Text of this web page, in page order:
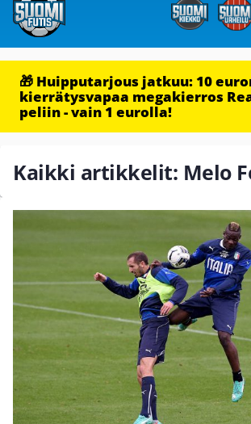
🎁 Huipputarjous jatkuu: 10
kierrätysvapaa megakierros
peliin - vain 1 eurolla!
Kaikki artikkelit: Melo